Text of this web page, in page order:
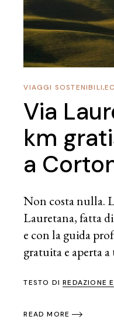
,
VIAGGI SOSTENIBILI
Via
km
a
Non costa nulla.
Lauretana, fatta
e con la guida
gratuita e aperta
TESTO DIREDAZIONE
READ MORE